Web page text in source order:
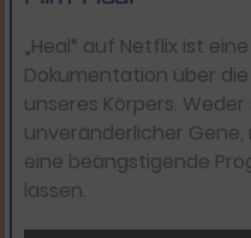
„Heal“ auf Netflix ist
Dokumentation über
unseres Körpers.
unveränderlicher
eine beängstigende
lassen.